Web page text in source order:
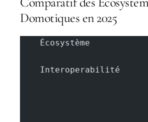
Domotiques en 2025
    Écosystème
    Interoperabilité